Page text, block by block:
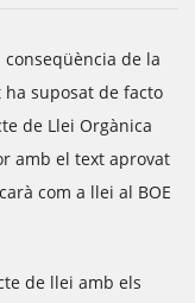
de la
ha suposat de facto
de Llei Orgànica
amb el text aprovat
com a llei al BOE
de llei amb els